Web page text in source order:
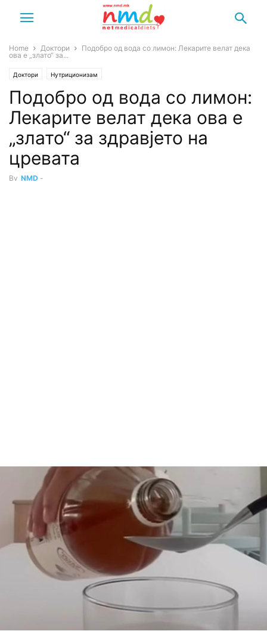
Home Доктори
Подобро од вода со лимон: Лекарите велат дека
ова е „злато“ за...
Доктори Нутриционизам
Подобро од вода со лимон:
Лекарите велат дека ова е
„злато“ за здравјето на
цревата
By NMD -